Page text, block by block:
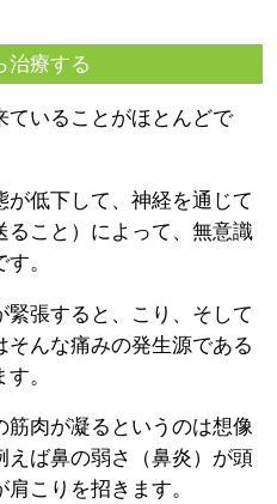
治療する
ていることがほとんどで
低下して、神経を通じて
ること）によって、無意識
。
張すると、こり、そして
んな痛みの発生源である
。
筋肉が凝るというのは想像
えば鼻の弱さ（鼻炎）が頭
こりを招きます。